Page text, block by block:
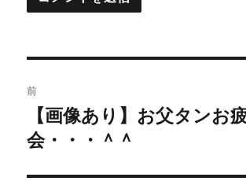
稿
ナ
ビ
前
去
投
【画像あり】お父タンお
会・・・＾＾